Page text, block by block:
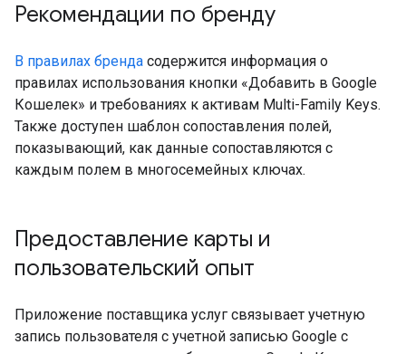
Рекомендации по бренду
В правилах бренда содержится информация о
правилах использования кнопки «Добавить в Google
Кошелек» и требованиях к активам Multi-Family Keys.
Также доступен шаблон сопоставления полей,
показывающий, как данные сопоставляются с
каждым полем в многосемейных ключах.
Предоставление карты и
пользовательский опыт
Приложение поставщика услуг связывает учетную
запись пользователя с учетной записью Google с